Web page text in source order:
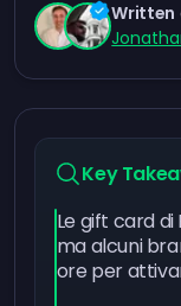
Written
Key
Le gift card di
ma alcuni
ore per